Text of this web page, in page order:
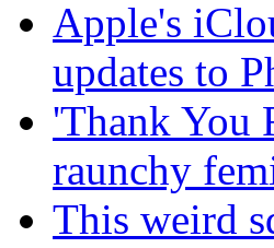
Apple's
updates to
'Thank You
raunchy
This weird